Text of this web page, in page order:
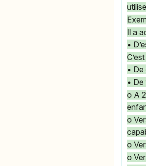
Il a
•
•
• De
o A
o
o
o